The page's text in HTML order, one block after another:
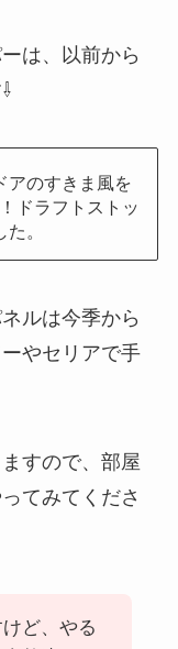
は、以前から
アのすきま風を
ドラフトストッ
。
ルは今季から
やセリアで手
すので、部屋
てみてくださ
ど、やる